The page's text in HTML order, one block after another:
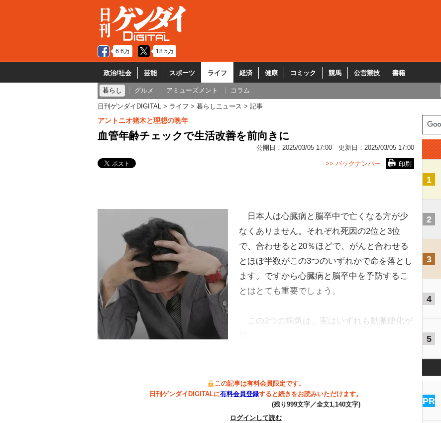
6.6万 18.5万
政治/社会 芸能 スポーツ ライフ 経済 健康 コミック 競馬 公営競技 書籍
暮らし グルメ アミューズメント コラム
日刊ゲンダイDIGITAL ライフ 暮らしニュース 記事
アントニオ猪木と理想の晩年
血管年齢チェックで生活改善を前向きに
公開日： 2025/03/05 17:00 更新日： 2025/03/05 17:00
印刷
>> バックナンバー
日本人は心臓病と脳卒中で亡くなる方が少
なくありません。それぞれ死因の2位と3位
で、合わせると20％ほどで、がんと合わせる
とほぼ半数がこの3つのいずれかで命を落とし
ます。ですから心臓病と脳卒中を予防するこ
とはとても重要でしょう。
この2つの病気は、実はいずれも動脈硬化が
この記事は有料会員限定です。
日刊ゲンダイDIGITALに有料会員登録すると続きをお読みいただけます。
(残り999文字／全文1,140文字)
ログインして読む
1
2
3
4
5
PR